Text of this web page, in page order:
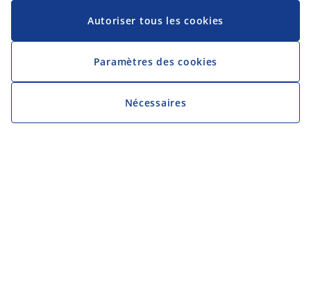
Autoriser tous les cookies
Paramètres des cookies
Nécessaires